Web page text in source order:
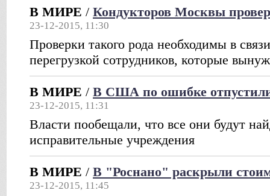
В МИРЕ / Кондукторов Москвы
23-12-2015, 11:30
Проверки такого рода необходимы в
перегрузкой сотрудников, которые
В МИРЕ / В США по ошибке
23-12-2015, 11:31
Власти пообещали, что все они будут
исправительные учреждения
В МИРЕ / В "Роснано" раскрыли
23-12-2015, 11:45